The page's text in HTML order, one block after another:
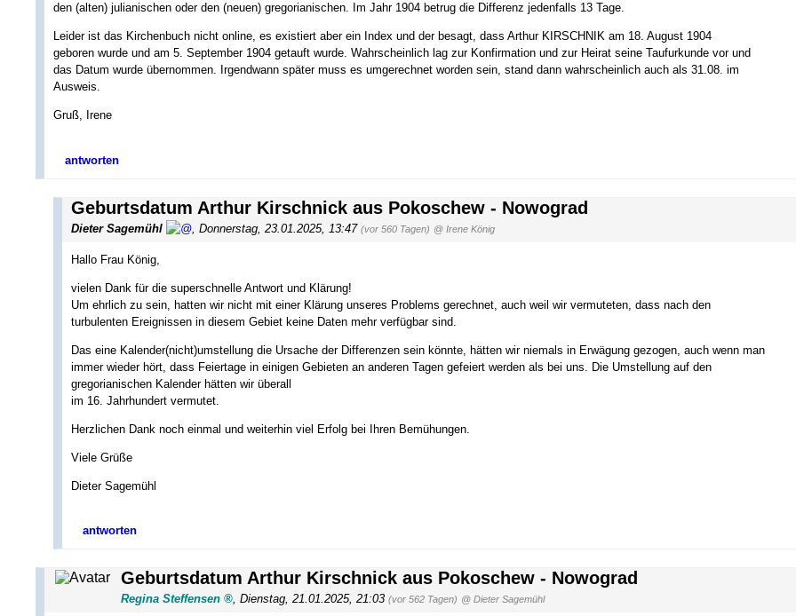
den (alten) julianischen oder den (neuen) gregorianischen. Im Jahr 1904 betrug die Differenz jedenfalls 13 Tage.
Leider ist das Kirchenbuch nicht online, es existiert aber ein Index und der besagt, dass Arthur KIRSCHNIK am 18. August 1904
geboren wurde und am 5. September 1904 getauft wurde. Wahrscheinlich lag zur Konfirmation und zur Heirat seine Taufurkunde vor und
das Datum wurde übernommen. Irgendwann später muss es umgerechnet worden sein, stand dann wahrscheinlich auch als 31.08. im
Ausweis.
Gruß, Irene
antworten
Geburtsdatum Arthur Kirschnick aus Pokoschew - Nowograd
Dieter Sagemühl Donnerstag, 23.01.2025, 13:47 (vor 560 Tagen) @ Irene König
Hallo Frau König,
vielen Dank für die superschnelle Antwort und Klärung!
Um ehrlich zu sein, hatten wir nicht mit einer Klärung unseres Problems gerechnet, auch weil wir vermuteten, dass nach den
turbulenten Ereignissen in diesem Gebiet keine Daten mehr verfügbar sind.
Das eine Kalender(nicht)umstellung die Ursache der Differenzen sein könnte, hätten wir niemals in Erwägung gezogen, auch wenn man
immer wieder hört, dass Feiertage in einigen Gebieten an anderen Tagen gefeiert werden als bei uns. Die Umstellung auf den
gregorianischen Kalender hätten wir überall
im 16. Jahrhundert vermutet.
Herzlichen Dank noch einmal und weiterhin viel Erfolg bei Ihren Bemühungen.
Viele Grüße
Dieter Sagemühl
antworten
Geburtsdatum Arthur Kirschnick aus Pokoschew - Nowograd
Regina Steffensen , Dienstag, 21.01.2025, 21:03 (vor 562 Tagen) @ Dieter Sagemühl